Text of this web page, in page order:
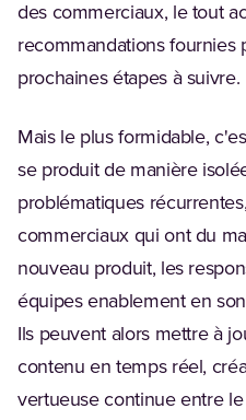
des commerciaux, le tout
recommandations fournies
prochaines étapes à suivre.
Mais le plus formidable,
se produit de manière
problématiques
commerciaux qui ont du
nouveau produit, les
équipes enablement en
Ils peuvent alors mettre à
contenu en temps réel,
vertueuse continue entre